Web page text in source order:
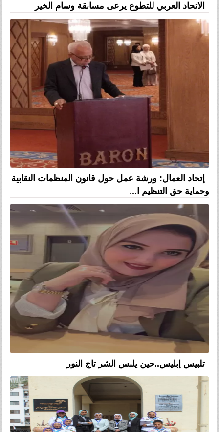
الاتحاد العربي للتطوع يرعى مسابقة وسام الخير
إتحاد العمال: ورشة عمل حول قانون المنظمات النقابية
وحماية حق التنظيم ا...
تلبيس إبليس..حين يلبس الشر تاج النور